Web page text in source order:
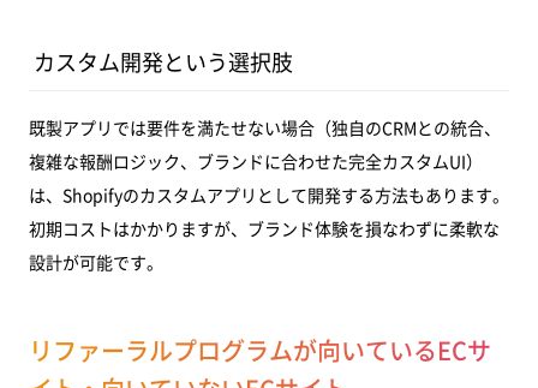
カスタム開発という選択肢
既製アプリでは要件を満たせない場合（独自のCRMとの統合、
複雑な報酬ロジック、ブランドに合わせた完全カスタムUI）
は、Shopifyのカスタムアプリとして開発する方法もあります。
初期コストはかかりますが、ブランド体験を損なわずに柔軟な
設計が可能です。
リファーラルプログラムが向いているECサ